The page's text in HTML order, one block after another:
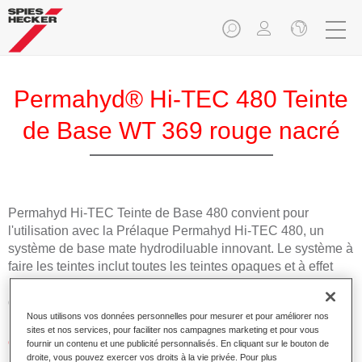
Permahyd® Hi-TEC 480 Teinte
de Base WT 369 rouge nacré
Permahyd Hi-TEC Teinte de Base 480 convient pour
l'utilisation avec la Prélaque Permahyd Hi-TEC 480, un
système de base mate hydrodiluable innovant. Le système à
faire les teintes inclut toutes les teintes opaques et à effet
nécessaires pour la réparation carrosserie de haute qualité
des voitures de tourisme.
Caractéristiques du produit
Nous utilisons vos données personnelles pour mesurer et pour améliorer nos
sites et nos services, pour faciliter nos campagnes marketing et pour vous
fournir un contenu et une publicité personnalisés. En cliquant sur le bouton de
droite, vous pouvez exercer vos droits à la vie privée. Pour plus